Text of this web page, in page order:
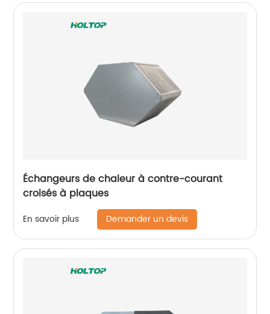
Échangeurs de chaleur à contre-courant
croisés à plaques
En savoir plus Demander un devis